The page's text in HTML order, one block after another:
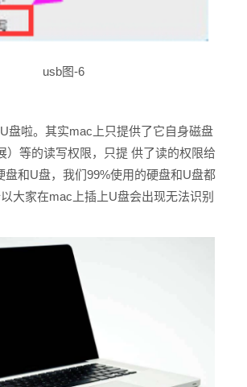
usb图-6
盘啦。其实mac上只提供了它自身磁盘
）等的读写权限，只提 供了读的权限给
盘和U盘，我们99%使用的硬盘和U盘都
大家在mac上插上U盘会出现无法识别